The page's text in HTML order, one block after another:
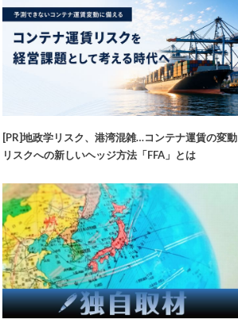
[PR]地政学リスク、港湾混雑…コンテナ運賃の変動
リスクへの新しいヘッジ方法「FFA」とは